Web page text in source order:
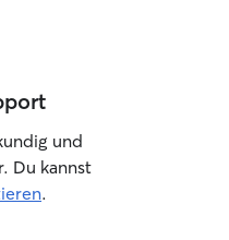
und
Du kannst
.